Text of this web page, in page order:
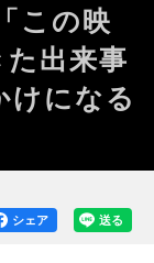
この映
出来事
けになる
送る
シェア